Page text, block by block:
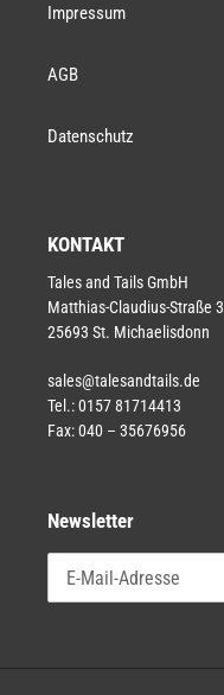
Impressum
AGB
Datenschutz
KONTAKT
Tales and Tails GmbH
Matthias-Claudius-Straße 3
25693 St. Michaelisdonn
sales@talesandtails.de
Tel.: 0157 81714413
Fax: 040 – 35676956
Newsletter